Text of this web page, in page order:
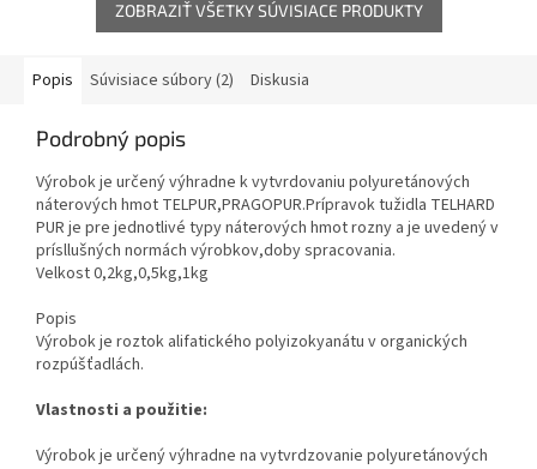
ZOBRAZIŤ VŠETKY SÚVISIACE PRODUKTY
Popis Súvisiace súbory (2) Diskusia
Podrobný popis
Výrobok je určený výhradne k vytvrdovaniu polyuretánových
náterových hmot TELPUR,PRAGOPUR.Prípravok tužidla TELHARD
PUR je pre jednotlivé typy náterových hmot rozny a je uvedený v
prísllušných normách výrobkov,doby spracovania.
Velkost 0,2kg,0,5kg,1kg
Popis
Výrobok je roztok alifatického polyizokyanátu v organických
rozpúšťadlách.
Vlastnosti a použitie:
Výrobok je určený výhradne na vytvrdzovanie polyuretánových